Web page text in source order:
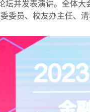
坛并发表演讲。全体大
委员、校友办主任、